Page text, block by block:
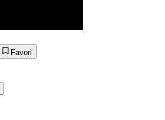
Favori